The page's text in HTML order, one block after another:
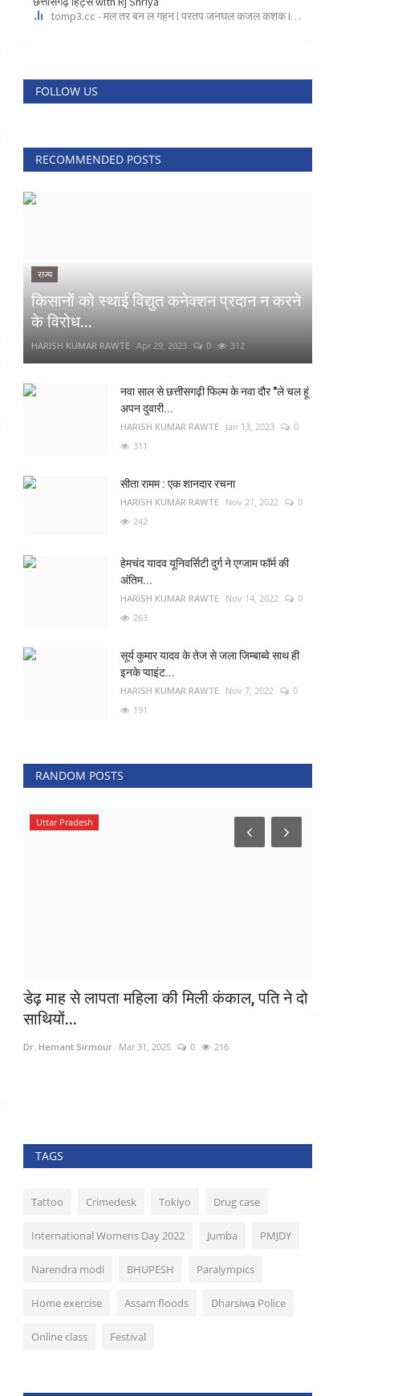
FOLLOW US
RECOMMENDED POSTS
राज्य
किसानों को स्थाई विद्युत कनेक्शन प्रदान न करने
के विरोध...
HARISH KUMAR RAWTE Apr 29, 2023 0 312
नवा साल से छत्तीसगढ़ी फिल्म के नवा दौर "ले चल हूं
अपन दुवारी...
HARISH KUMAR RAWTE Jan 13, 2023
0
311
सीता रामम : एक शानदार रचना
HARISH KUMAR RAWTE Nov 21, 2022
0
242
हेमचंद यादव यूनिवर्सिटी दुर्ग ने एग्जाम फॉर्म की
अंतिम...
HARISH KUMAR RAWTE Nov 14, 2022
0
263
सूर्य कुमार यादव के तेज से जला जिम्बाब्वे साथ ही
इनके प्वाइंट...
HARISH KUMAR RAWTE Nov 7, 2022
0
191
RANDOM POSTS
Uttar Pradesh
डेढ़ माह से लापता महिला की मिली कंकाल, पति ने दो
साथियों...
Dr. Hemant Sirmour Mar 31, 2025 0 216
TAGS
Tattoo Crimedesk Tokiyo Drug case
International Womens Day 2022 Jumba PMJDY
Narendra modi BHUPESH Paralympics
Home exercise Assam floods Dharsiwa Police
Online class Festival